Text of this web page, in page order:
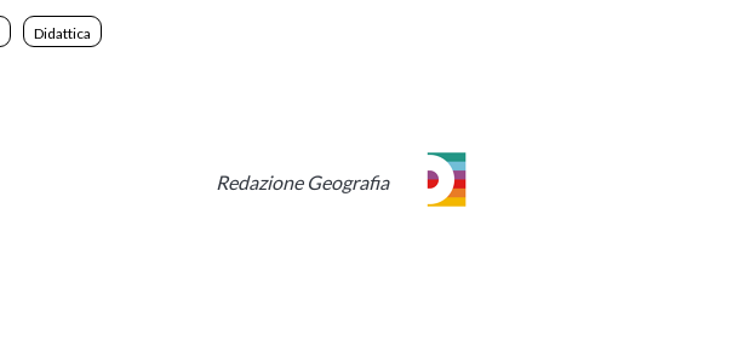
Didattica
Redazione Geografia